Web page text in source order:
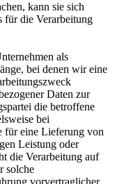
kann sie sich
für die Verarbeitung
als
bei denen wir eine
Daten zur
die betroffene
bei
für eine Lieferung von
Leistung oder
die Verarbeitung auf
solche
vorvertraglicher